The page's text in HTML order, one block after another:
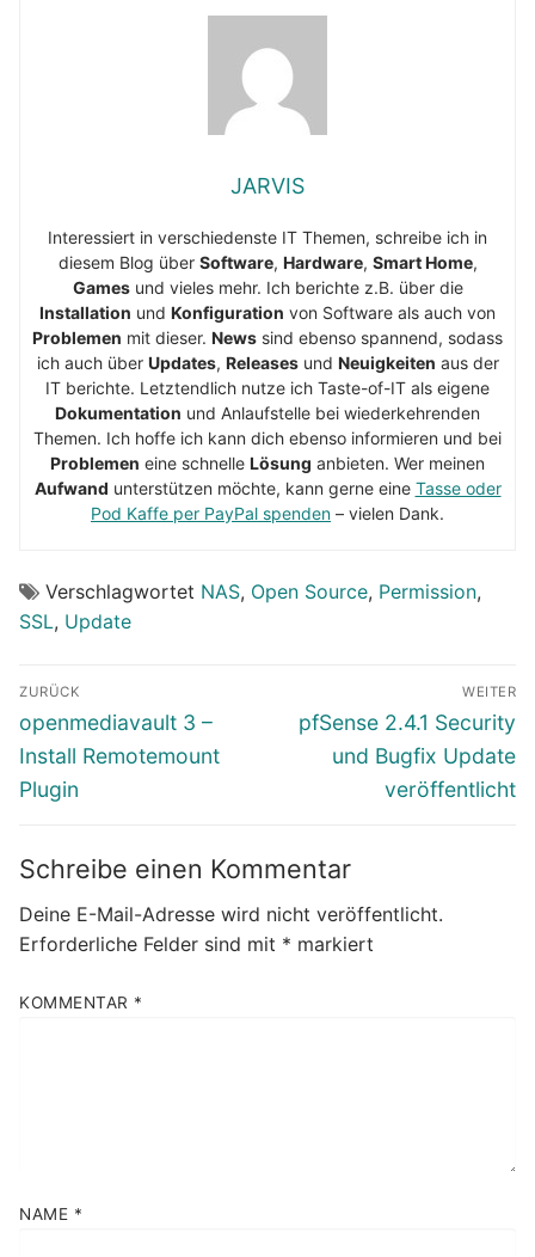
JARVIS
Interessiert in verschiedenste IT Themen, schreibe ich in
diesem Blog über Software, Hardware, Smart Home,
Gamesund vieles mehr. Ich berichte z.B. über die
Installation und Konfiguration von Software als auch von
Problemen mit dieser. News sind ebenso spannend, sodass
ich auch über Updates, Releasesund Neuigkeiten aus der
IT berichte. Letztendlich nutze ich Taste-of-IT als eigene
Dokumentation und Anlaufstelle bei wiederkehrenden
Themen. Ich hoffe ich kann dich ebenso informieren und bei
Problemen eine schnelle Lösung anbieten. Wer meinen
Aufwand unterstützen möchte, kann gerne eine Tasse oder
Pod Kaffe per PayPal spenden – vielen Dank.
Verschlagwortet NAS, Open Source, Permission,
SSL, Update
Beitragsnavigation
ZURÜCK
Vorheriger
Beitrag:
openmediavault 3 –
Install Remotemount
Plugin
WEITER
Nächster
Beitrag:
pfSense 2.4.1 Security
und Bugfix Update
veröffentlicht
Schreibe einen Kommentar
Deine E-Mail-Adresse wird nicht veröffentlicht.
Erforderliche Felder sind mit * markiert
KOMMENTAR *
NAME *